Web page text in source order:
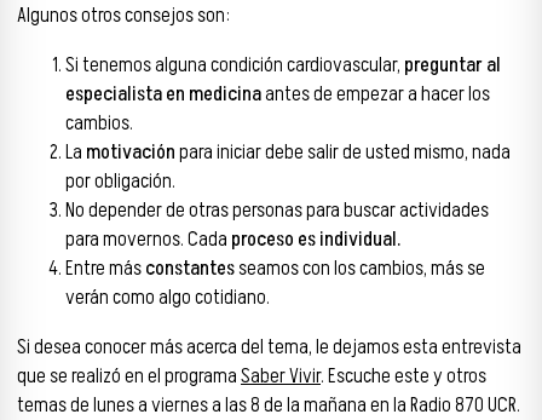
Algunos otros consejos son:
Si tenemos alguna condición cardiovascular, preguntar al
especialista en medicinaantes de empezar a hacer los
cambios.
La motivaciónpara iniciar debe salir de usted mismo, nada
por obligación.
No depender de otras personas para buscar actividades
para movernos. Cada proceso es individual.
Entre másconstantesseamos con los cambios, más se
verán como algo cotidiano.
Si desea conocer más acerca del tema, le dejamos esta entrevista
que se realizó en el programaSaber Vivir. Escuche este y otros
temas de lunes a viernes a las 8 de la mañana en la Radio 870 UCR.